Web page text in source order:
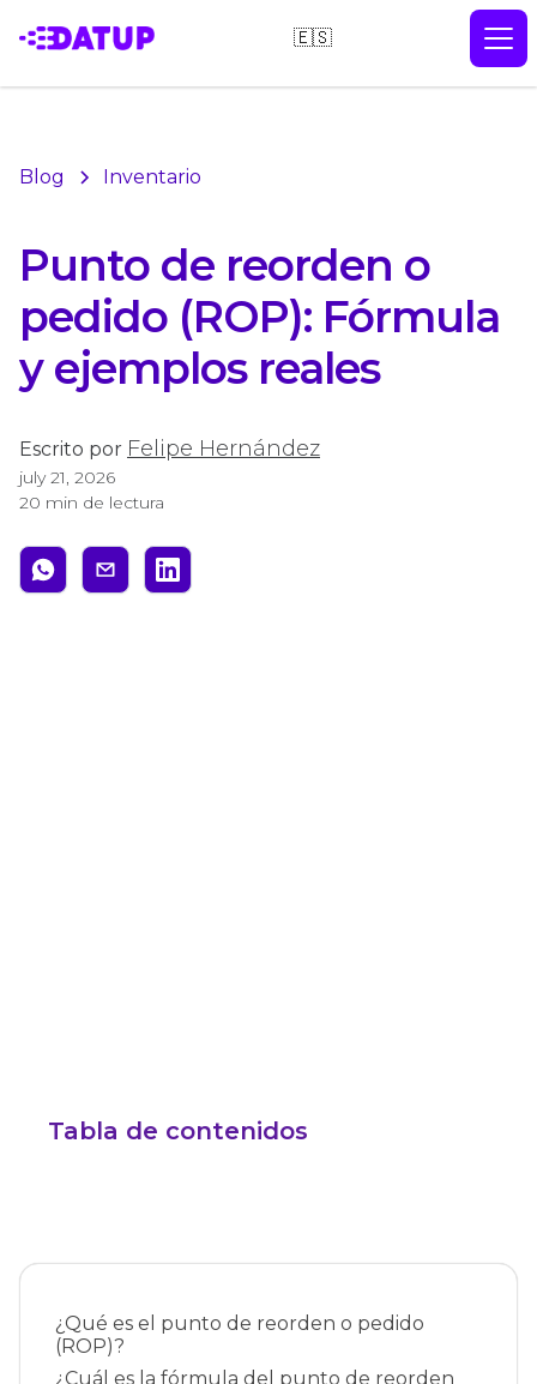
🇪🇸
Blog Inventario
Punto de reorden o
pedido (ROP): Fórmula
y ejemplos reales
Escrito por Felipe Hernández
july 21, 2026
20 min de lectura
Tabla de contenidos
¿Qué es el punto de reorden o pedido
(ROP)?
¿Cuál es la fórmula del punto de reorden